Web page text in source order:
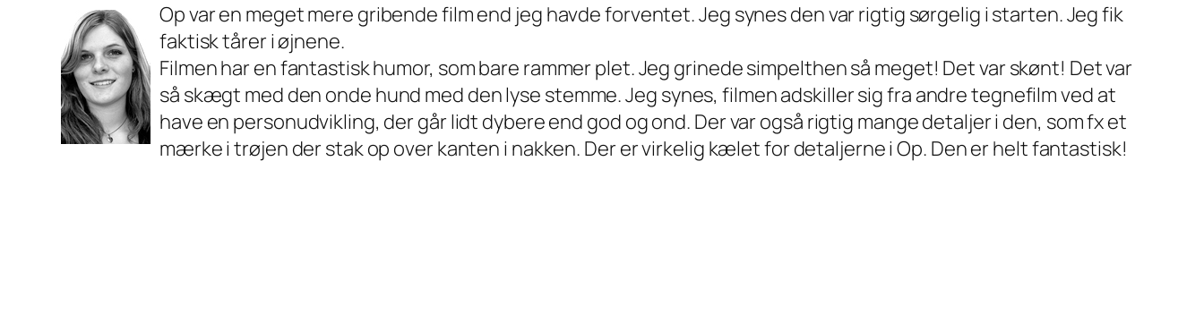
Op var en meget mere gribende film end jeg havde forventet. Jeg synes den var rigtig sørgelig i starten. Jeg fik
faktisk tårer i øjnene.
Filmen har en fantastisk humor, som bare rammer plet. Jeg grinede simpelthen så meget! Det var skønt! Det var
så skægt med den onde hund med den lyse stemme. Jeg synes, filmen adskiller sig fra andre tegnefilm ved at
have en personudvikling, der går lidt dybere end god og ond. Der var også rigtig mange detaljer i den, som fx et
mærke i trøjen der stak op over kanten i nakken. Der er virkelig kælet for detaljerne i Op. Den er helt fantastisk!